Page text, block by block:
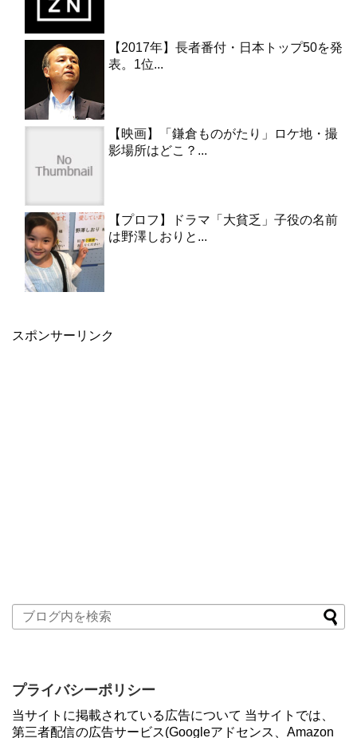
【2017年】長者番付・日本トップ50を発
表。1位...
【映画】「鎌倉ものがたり」ロケ地・撮
影場所はどこ？...
【プロフ】ドラマ「大貧乏」子役の名前
は野澤しおりと...
スポンサーリンク
プライバシーポリシー
当サイトに掲載されている広告について 当サイトでは、
第三者配信の広告サービス(Googleアドセンス、Amazon